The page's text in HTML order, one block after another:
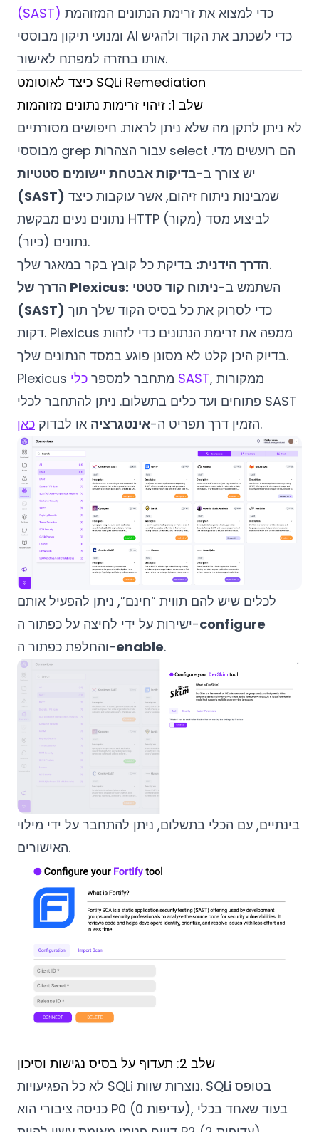
(SAST)
ומנועי תיקון מבוססי AI כדי לשכתב את הקוד ולהגיש
אותו בחזרה למפתח לאישור.
כיצד לאוטומט SQLi Remediation
שלב 1: זיהוי זרימות נתונים מזוהמות
לא ניתן לתקן מה שלא ניתן לראות. חיפושים מסורתיים
מבוססי grep עבור הצהרות select הם רועשים מדי.
יש צורך ב-בדיקות אבטחת יישומים סטטיות
(SAST)
נתונים נעים מבקשת HTTP (מקור) לביצוע מסד
נתונים (כיור).
הדרך הידנית:בדיקת כל קובץ בקר במאגר שלך.
הדרך של Plexicus:
השתמש ב-ניתוח קוד סטטי
(SAST)
דקות. Plexicus ממפה את זרימת הנתונים כדי לזהות
בדיוק היכן קלט לא מסונן פוגע במסד הנתונים שלך.
Plexicus מתחבר למספר כלי SAST, ממקורות
פתוחים ועד כלים בתשלום. ניתן להתחבר לכלי SAST
הזמין דרך תפריט ה-אינטגרציה או לבדוק כאן .
לכלים שיש להם תווית “חינם”, ניתן להפעיל אותם
ישירות על ידי לחיצה על כפתור ה-configure
והחלפת כפתור ה-enable.
בינתיים, עם הכלי בתשלום, ניתן להתחבר על ידי מילוי
האישורים.
שלב 2: תעדוף על בסיס נגישות וסיכון
לא כל הפגיעויות SQLi נוצרות שוות. SQLi בטופס
כניסה ציבורי הוא P0 (עדיפות 0), בעוד שאחד בכלי